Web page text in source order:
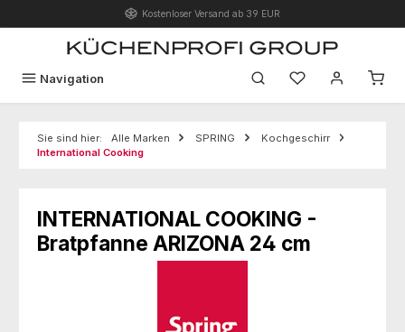
Zum Hauptinhalt springenKostenloser Versand ab 39 EUR
Navigation Du hast 0
Sie sind hier: Alle Marken SPRING
Kochgeschirr
International Cooking
INTERNATIONAL COOKING -
Bratpfanne ARIZONA 24 cm